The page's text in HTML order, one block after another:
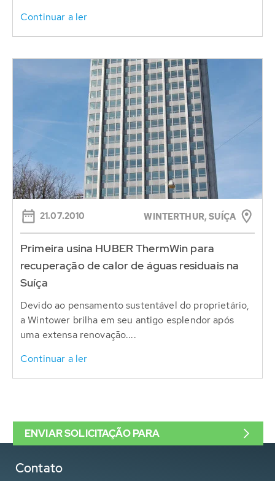
Continuar a ler
21.07.2010 WINTERTHUR, SUÍÇA
Primeira usina HUBER ThermWin para
recuperação de calor de águas residuais na
Suíça
Devido ao pensamento sustentável do proprietário,
a Wintower brilha em seu antigo esplendor após
uma extensa renovação....
Continuar a ler
Contato
ENVIAR SOLICITAÇÃO PARA